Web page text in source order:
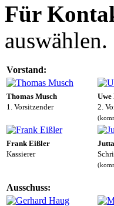
Für
auswählen.
Vorstand:
Thomas Musch
1. Vorsitzender
2.
Frank Eißler
Kassierer
Ausschuss: